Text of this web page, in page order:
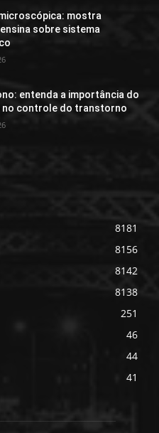
mostra
sobre sistema
entenda a importância do
no controle do transtorno
8181
8156
8142
8138
251
46
44
41